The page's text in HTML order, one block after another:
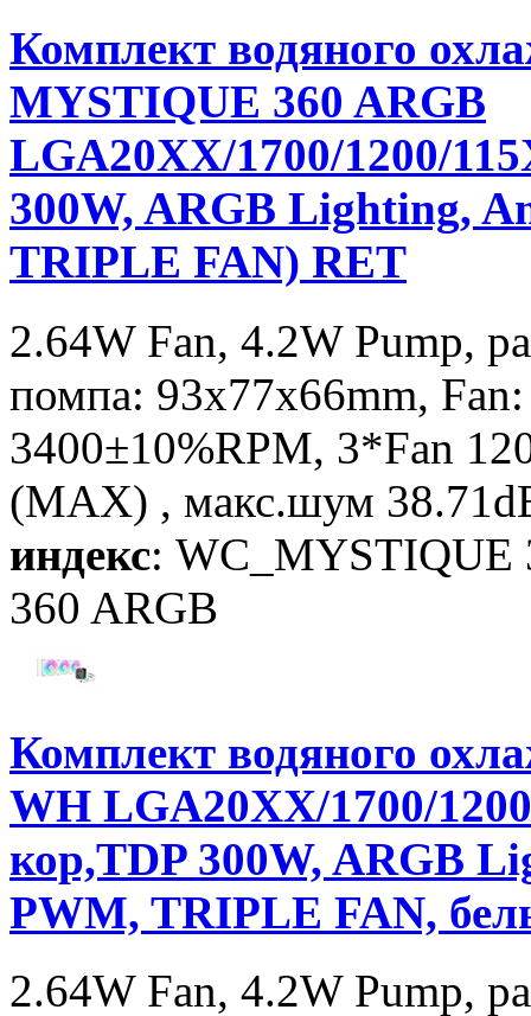
Комплект водяного
MYSTIQUE 360 ARGB
LGA20XX/1700/1200/
300W, ARGB Lighting,
TRIPLE FAN) RET
2.64W Fan, 4.2W Pump,
помпа: 93х77х66mm,
3400±10%RPM, 3*Fan
(MAX) , макс.шум
индекс: WC_MYSTIQUE
360 ARGB
Комплект водяного
WH LGA20XX/1700/
кор,TDP 300W, ARGB
PWM, TRIPLE FAN,
2.64W Fan, 4.2W Pump,